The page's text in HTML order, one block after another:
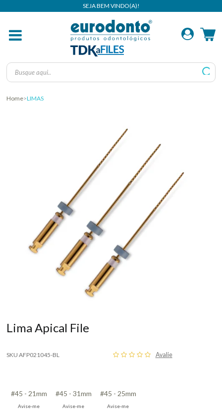
Home LIMAS
Lima Apical File
SKU AFP021045-BL Avalie
#45 - 21mm
Avise-me
#45 - 31mm
Avise-me
#45 - 25mm
Avise-me